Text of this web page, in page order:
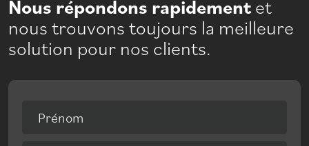
Nous répondons rapidementet
nous trouvons toujours la meilleure
solution pour nos clients.
Prénom